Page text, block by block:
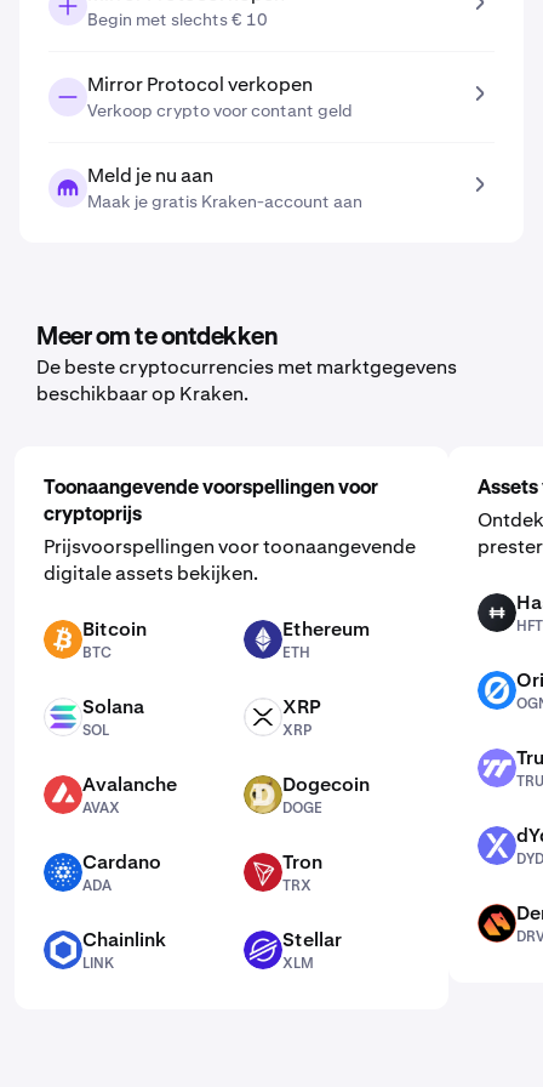
Begin met slechts € 10
Mirror Protocol verkopen
Verkoop crypto voor contant geld
Meld je nu aan
Maak je gratis Kraken-account aan
Meer om te ontdekken
De beste cryptocurrencies met marktgegevens
beschikbaar op Kraken.
Toonaangevende voorspellingen voor
cryptoprijs
Prijsvoorspellingen voor toonaangevende
digitale assets bekijken.
BTC Bitcoin
BTC
ETH Ethereum
ETH
SOL Solana
SOL
XRP XRP
XRP
AVAX Avalanche
AVAX
DOGE Dogecoin
DOGE
ADA Cardano
ADA
TRX Tron
TRX
Chainlink
LINK
XLM Stellar
XLM
Assets
HFT
HFT
OGN
TRU
TRU
DYDX
DRV